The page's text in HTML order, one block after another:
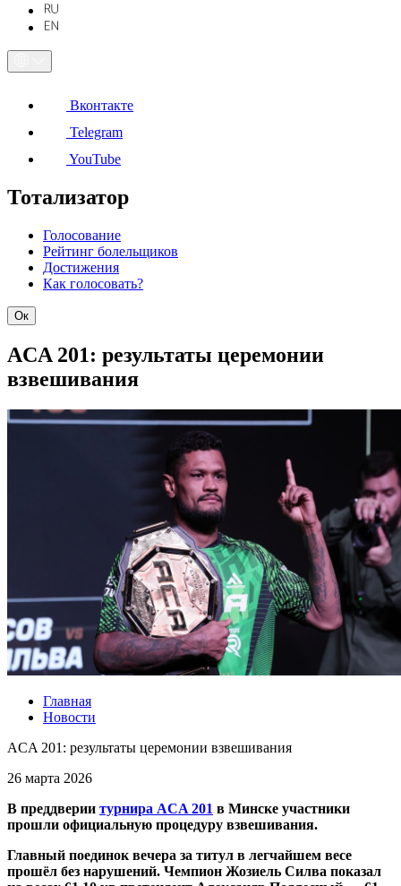
Вконтакте
Telegram
YouTube
Тотализатор
Голосование
Рейтинг болельщиков
Достижения
Как голосовать?
Ок
ACA 201: результаты церемонии
взвешивания
Главная
Новости
ACA 201: результаты церемонии взвешивания
26 марта 2026
В преддверии турнира ACA 201 в Минске участники
прошли официальную процедуру взвешивания.
Главный поединок вечера за титул в легчайшем весе
прошёл без нарушений. Чемпион Жозиель Силва показал